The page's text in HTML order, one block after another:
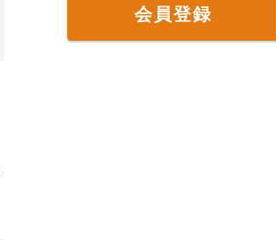
会員登録